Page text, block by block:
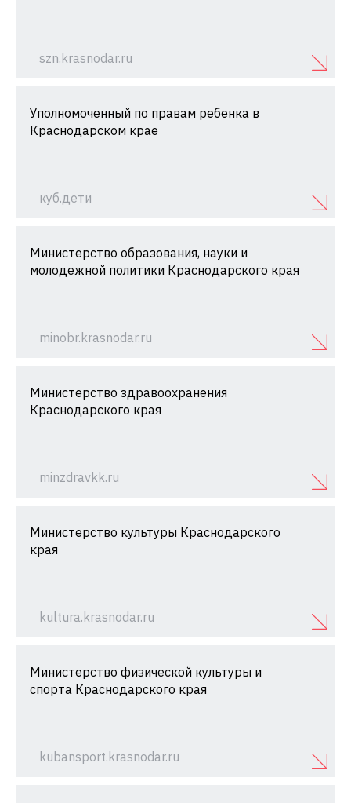
szn.krasnodar.ru
Уполномоченный по правам ребенка в
Краснодарском крае
куб.дети
Министерство образования, науки и
молодежной политики Краснодарского края
minobr.krasnodar.ru
Министерство здравоохранения
Краснодарского края
minzdravkk.ru
Министерство культуры Краснодарского
края
kultura.krasnodar.ru
Министерство физической культуры и
спорта Краснодарского края
kubansport.krasnodar.ru